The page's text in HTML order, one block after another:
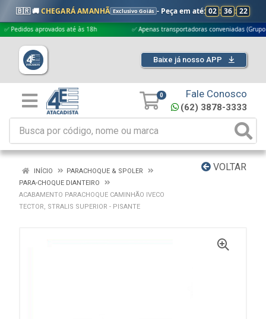
🇧🇷 🚚CHEGARÁ AMANHÃ Exclusivo Goiás - Peça em até: 02 : 36 : 21
aprovados até às 18h ✅ Apenas transportadoras conveniadas (Grupo G5)
Baixe já nosso APP
0 Fale Conosco
(62) 3878-3333
VOLTAR
INÍCIO
PARACHOQUE & SPOLER
PARA-CHOQUE DIANTEIRO
ACABAMENTO PARACHOQUE CAMINHÃO IVECO
TECTOR, STRALIS SUPERIOR - PISANTE